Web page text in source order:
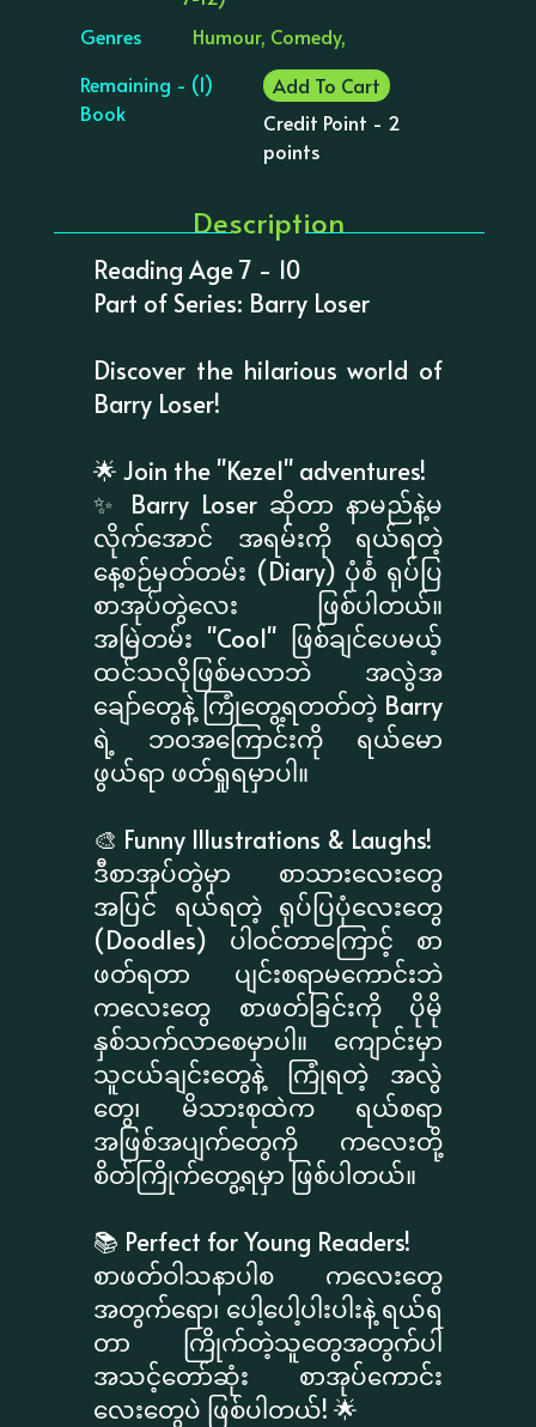
Genres
Humour, Comedy,
Remaining - (1)
Book
Add To Cart
Credit Point - 2
points
Description
Reading Age 7 - 10
Part of Series: Barry Loser
Discover the hilarious world of
Barry Loser!
🌟 Join the "Kezel" adventures!
✨ Barry Loser ဆိုတာ နာမည်နဲ့မ
လိုက်အောင် အရမ်းကို ရယ်ရတဲ့
နေ့စဉ်မှတ်တမ်း (Diary) ပုံစံ ရုပ်ပြ
စာအုပ်တွဲလေး ဖြစ်ပါတယ်။
အမြဲတမ်း "Cool" ဖြစ်ချင်ပေမယ့်
ထင်သလိုဖြစ်မလာဘဲ အလွဲအ
ချော်တွေနဲ့ ကြုံတွေ့ရတတ်တဲ့ Barry
ရဲ့ ဘဝအကြောင်းကို ရယ်မော
ဖွယ်ရာ ဖတ်ရှုရမှာပါ။
🎨 Funny Illustrations & Laughs!
ဒီစာအုပ်တွဲမှာ စာသားလေးတွေ
အပြင် ရယ်ရတဲ့ ရုပ်ပြပုံလေးတွေ
(Doodles) ပါဝင်တာကြောင့် စာ
ဖတ်ရတာ ပျင်းစရာမကောင်းဘဲ
ကလေးတွေ စာဖတ်ခြင်းကို ပိုမို
နှစ်သက်လာစေမှာပါ။ ကျောင်းမှာ
သူငယ်ချင်းတွေနဲ့ ကြုံရတဲ့ အလွဲ
တွေ၊ မိသားစုထဲက ရယ်စရာ
အဖြစ်အပျက်တွေကို ကလေးတို့
စိတ်ကြိုက်တွေ့ရမှာ ဖြစ်ပါတယ်။
📚 Perfect for Young Readers!
စာဖတ်ဝါသနာပါစ ကလေးတွေ
အတွက်ရော၊ ပေါ့ပေါ့ပါးပါးနဲ့ ရယ်ရ
တာ ကြိုက်တဲ့သူတွေအတွက်ပါ
အသင့်တော်ဆုံး စာအုပ်ကောင်း
လေးတွေပဲ ဖြစ်ပါတယ်! 🌟